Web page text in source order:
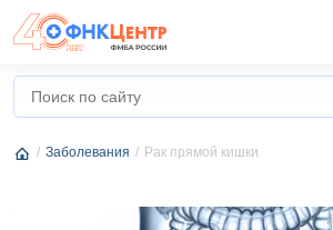
Заболевания Рак прямой кишки